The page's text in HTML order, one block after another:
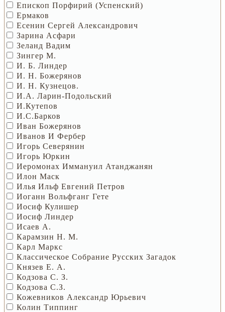
Епископ Порфирий (Успенский)
Ермаков
Есенин Сергей Александрович
Зарина Асфари
Зеланд Вадим
Зингер М.
И. Б. Линдер
И. Н. Божерянов
И. Н. Кузнецов.
И.А. Ларин-Подольский
И.Кутепов
И.С.Барков
Иван Божерянов
Иванов И Фербер
Игорь Северянин
Игорь Юркин
Иеромонах Иммануил Атанджанян
Илон Маск
Илья Ильф Евгений Петров
Иоганн Вольфганг Гете
Иосиф Кулишер
Иосиф Линдер
Исаев А.
Карамзин Н. М.
Карл Маркс
Классическое Собрание Русских Загадок
Князев Е. А.
Кодзова С. З.
Кодзова С.З.
Кожевников Александр Юрьевич
Колин Типпинг